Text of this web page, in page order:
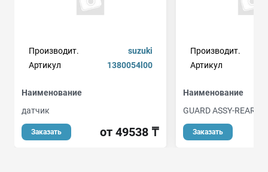
Производит.
suzuki
Артикул
1380054l00
Наименование
датчик
Заказать от 49538 ₸
Производит.
Артикул
Наименование
GUARD ASSY-REAR
Заказать